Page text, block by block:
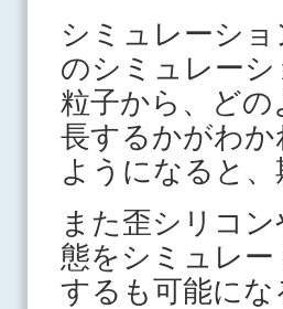
シミュレーシ
のシミュレー
粒子から、ど
長するかがわ
ようになると
また歪シリコ
態をシミュレ
するも可能にな